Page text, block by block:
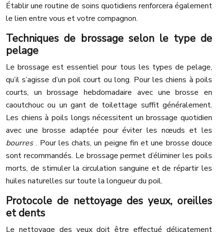
Établir une routine de soins quotidiens renforcera également
le lien entre vous et votre compagnon.
Techniques de brossage selon le type de
pelage
Le brossage est essentiel pour tous les types de pelage,
qu’il s’agisse d’un poil court ou long. Pour les chiens à poils
courts, un brossage hebdomadaire avec une brosse en
caoutchouc ou un gant de toilettage suffit généralement.
Les chiens à poils longs nécessitent un brossage quotidien
avec une brosse adaptée pour éviter les nœuds et les
bourres. Pour les chats, un peigne fin et une brosse douce
sont recommandés. Le brossage permet d’éliminer les poils
morts, de stimuler la circulation sanguine et de répartir les
huiles naturelles sur toute la longueur du poil.
Protocole de nettoyage des yeux, oreilles
et dents
Le nettoyage des yeux doit être effectué délicatement